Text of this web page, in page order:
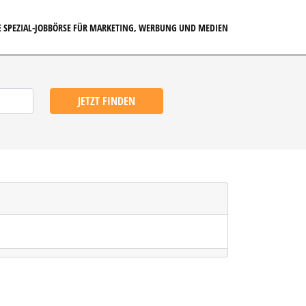
SPEZIAL-JOBBÖRSE FÜR MARKETING, WERBUNG UND MEDIEN
JETZT FINDEN